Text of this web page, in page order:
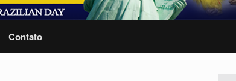
Contato